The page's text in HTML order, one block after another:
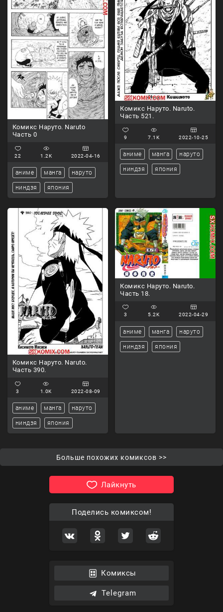
Комикс Наруто. Naruto
Часть 0
22 1.2K 2022-04-16
аниме манга наруто
ниндзя япония
Комикс Наруто. Naruto.
Часть 521.
9 7.1K 2022-10-25
аниме манга наруто
ниндзя япония
Комикс Наруто. Naruto.
Часть 390.
3 1.0K 2022-08-09
аниме манга наруто
ниндзя япония
Комикс Наруто. Naruto.
Часть 18.
3 5.2K 2022-04-29
аниме манга наруто
ниндзя япония
Больше похожих комиксов >>
Лайкнуть
Поделись комиксом!
Комиксы
Telegram